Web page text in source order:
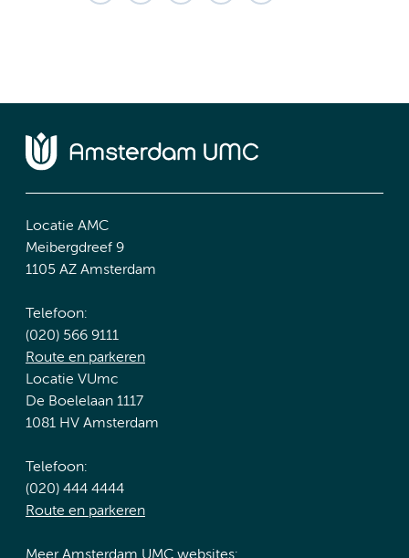
Locatie AMC
Meibergdreef 9
1105 AZ Amsterdam
Telefoon:
(020) 566 9111
Route en parkeren
Locatie VUmc
De Boelelaan 1117
1081 HV Amsterdam
Telefoon:
(020) 444 4444
Route en parkeren